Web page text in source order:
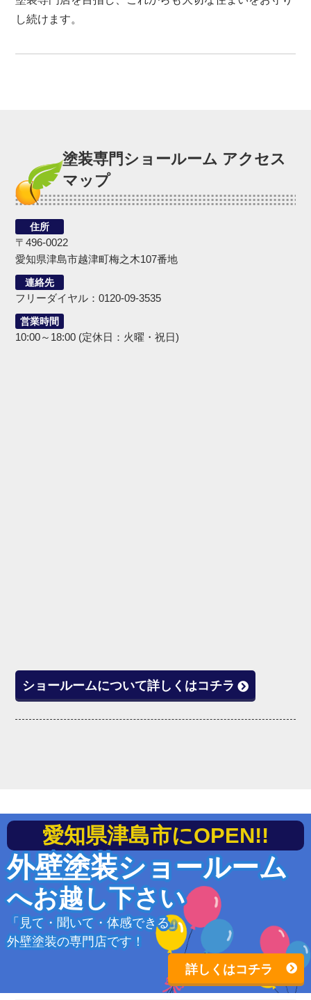
し続けます。
塗装専門ショールーム アクセス
マップ
住所
〒496-0022
愛知県津島市越津町梅之木107番地
連絡先
フリーダイヤル：0120-09-3535
営業時間
10:00～18:00 (定休日：火曜・祝日)
ショールームについて詳しくはコチラ
愛知県津島市にOPEN!!
外壁塗装ショールーム
へお越し下さい
「見て・聞いて・体感できる」
外壁塗装の専門店です！
詳しくはコチラ